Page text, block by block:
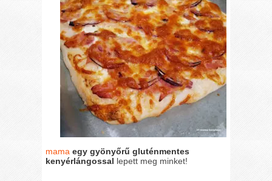
mama egy gyönyőrű gluténmentes
kenyérlángossal lepett meg minket!